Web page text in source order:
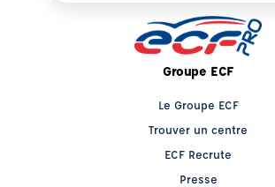
Groupe ECF
Le Groupe ECF
Trouver un centre
ECF Recrute
Presse